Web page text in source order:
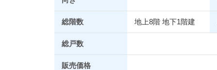
総階数 地上8階 地下1階建
総戸数
販売価格